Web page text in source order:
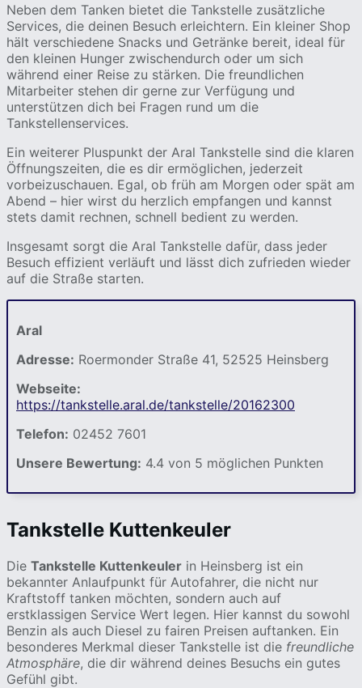
Neben dem Tanken bietet die Tankstelle zusätzliche
Services, die deinen Besuch erleichtern. Ein kleiner Shop
hält verschiedene Snacks und Getränke bereit, ideal für
den kleinen Hunger zwischendurch oder um sich
während einer Reise zu stärken. Die freundlichen
Mitarbeiter stehen dir gerne zur Verfügung und
unterstützen dich bei Fragen rund um die
Tankstellenservices.
Ein weiterer Pluspunkt der Aral Tankstelle sind die klaren
Öffnungszeiten, die es dir ermöglichen, jederzeit
vorbeizuschauen. Egal, ob früh am Morgen oder spät am
Abend – hier wirst du herzlich empfangen und kannst
stets damit rechnen, schnell bedient zu werden.
Insgesamt sorgt die Aral Tankstelle dafür, dass jeder
Besuch effizient verläuft und lässt dich zufrieden wieder
auf die Straße starten.
Aral
Adresse: Roermonder Straße 41, 52525 Heinsberg
Webseite:
https://tankstelle.aral.de/tankstelle/20162300
Telefon: 02452 7601
Unsere Bewertung: 4.4 von 5 möglichen Punkten
Tankstelle Kuttenkeuler
Die Tankstelle Kuttenkeuler in Heinsberg ist ein
bekannter Anlaufpunkt für Autofahrer, die nicht nur
Kraftstoff tanken möchten, sondern auch auf
erstklassigen Service Wert legen. Hier kannst du sowohl
Benzin als auch Diesel zu fairen Preisen auftanken. Ein
besonderes Merkmal dieser Tankstelle ist die freundliche
Atmosphäre, die dir während deines Besuchs ein gutes
Gefühl gibt.